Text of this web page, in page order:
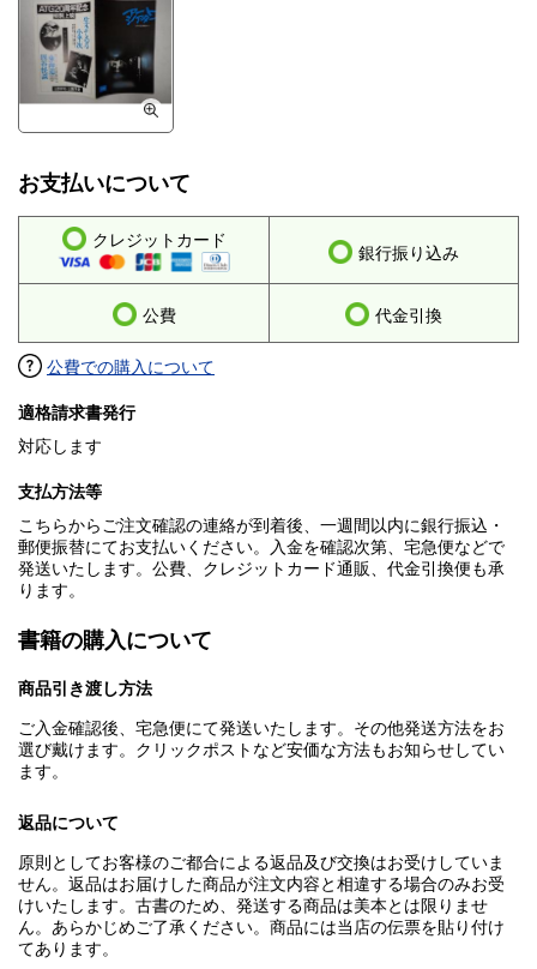
お支払いについて
クレジットカード
銀行振り込み
公費 代金引換
公費での購入について
適格請求書発行
対応します
支払方法等
こちらからご注文確認の連絡が到着後、一週間以内に銀行振込・
郵便振替にてお支払いください。入金を確認次第、宅急便などで
発送いたします。公費、クレジットカード通販、代金引換便も承
ります。
書籍の購入について
商品引き渡し方法
ご入金確認後、宅急便にて発送いたします。その他発送方法をお
選び戴けます。クリックポストなど安価な方法もお知らせしてい
ます。
返品について
原則としてお客様のご都合による返品及び交換はお受けしていま
せん。返品はお届けした商品が注文内容と相違する場合のみお受
けいたします。古書のため、発送する商品は美本とは限りませ
ん。あらかじめご了承ください。商品には当店の伝票を貼り付け
てあります。